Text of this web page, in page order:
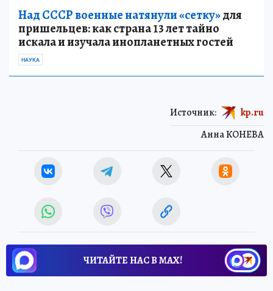
Над СССР военные натянули «сетку»для
пришельцев: как страна 13 лет тайно
искала и изучала инопланетных гостей
НАУКА
Анна КОНЕВА
Источник: kp.ru
ЧИТАЙТЕ НАС В МАХ!